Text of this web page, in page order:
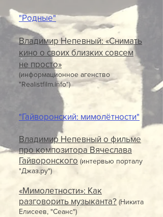
"Родные"
Владимир Непевный: «Снимать
кино о своих близких совсем
не просто»
(информационное агенство
"Realistfilm.info")
"Гайворонский: мимолётности"
Владимир Непевный о фильме
про композитора Вячеслава
Гайворонского (интервью порталу
"Джаз.ру")
«Мимолетности»: Как
разговорить музыканта? (Никита
Елисеев, "Сеанс")